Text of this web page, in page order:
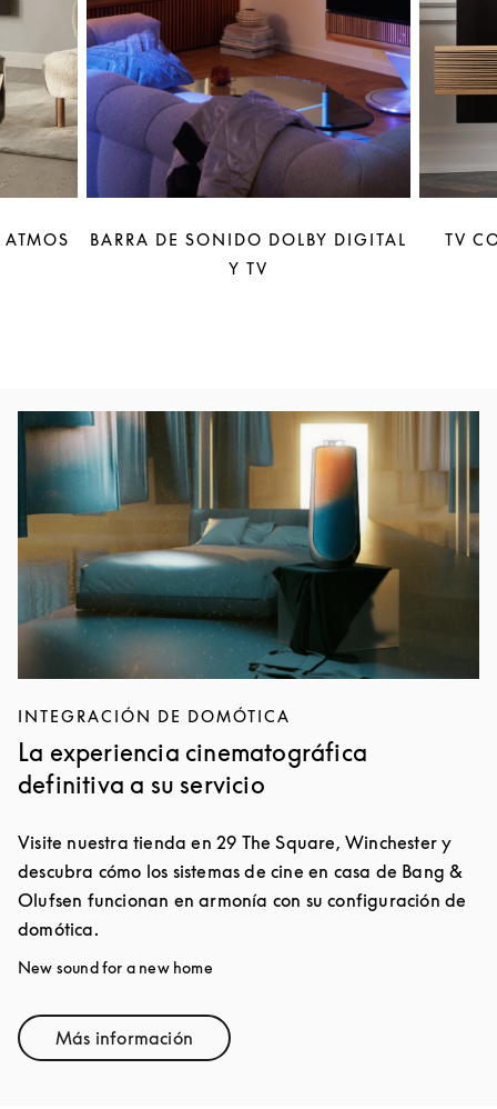
BARRA DE SONIDO DOLBY DIGITAL
Y TV
TV
Imagen del evento
INTEGRACIÓN DE DOMÓTICA
La experiencia cinematográfica
definitiva a su servicio
Visite nuestra tienda en 29 The Square, Winchester y
descubra cómo los sistemas de cine en casa de Bang &
Olufsen funcionan en armonía con su configuración de
domótica.
New sound for a new home
Más informaciónLink Opens in New Tab